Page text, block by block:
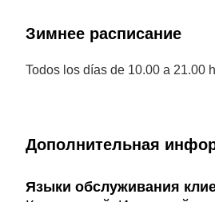
Зимнее расписание
Todos los días de 10.00 a 21.00
Дополнительная
Языки обслуживания